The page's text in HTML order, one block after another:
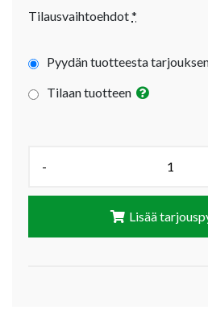
Tilausvaihtoehdot*
Pyydän tuotteesta
Tilaan tuotteen
-
Lisää